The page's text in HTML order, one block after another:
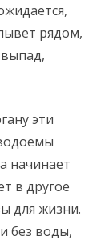
рядом,
эти
начинает
в другое
для жизни.
без воды,